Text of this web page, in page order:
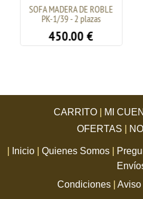
SOFA MADERA DE ROBLE
PK-1/39 - 2 plazas
450.00€
CARRITO MI
OFERTAS
Inicio Quienes Somos
Condiciones
Aviso